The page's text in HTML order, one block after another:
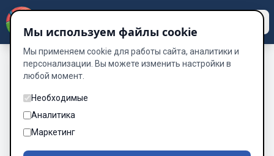
Мы используем файлы cookie
Мы применяем cookie для работы сайта, аналитики и
персонализации. Вы можете изменить настройки в
любой момент.
Необходимые
Аналитика
Маркетинг